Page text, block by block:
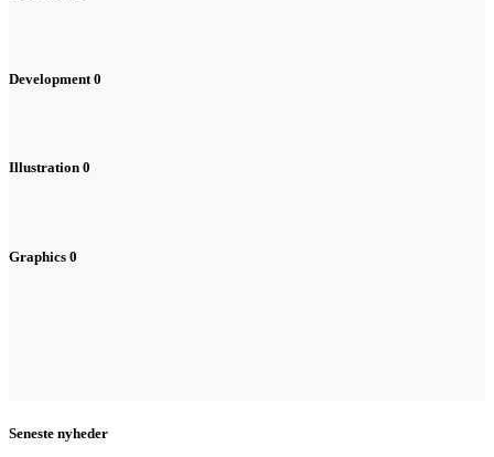
Development 0
Illustration 0
Graphics 0
Seneste nyheder